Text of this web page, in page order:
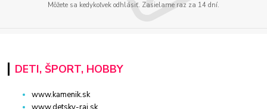
Môžete sa kedykoľvek odhlásiť. Zasielame raz za 14 dní.
DETI, ŠPORT, HOBBY
www.kamenik.sk